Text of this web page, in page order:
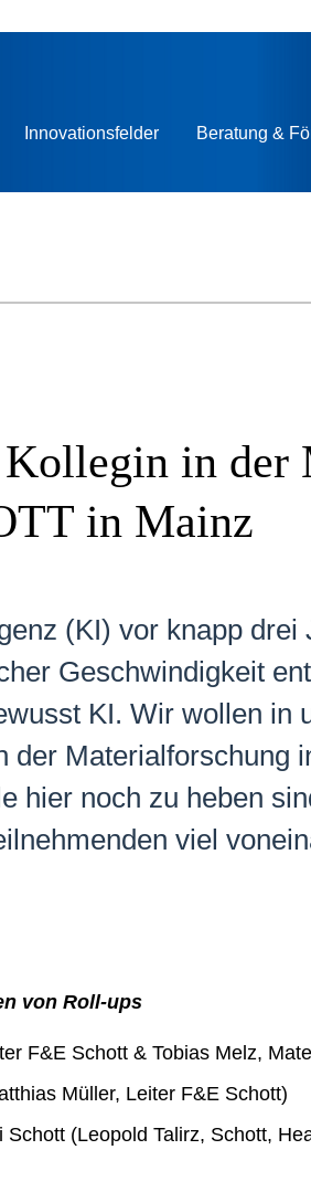
Innovationsfelder Beratung &
in der
in Mainz
(KI) vor knapp drei
Geschwindigkeit
KI. Wir wollen in
Materialforschung
hier noch zu heben
viel
von Roll-ups
F&E Schott & Tobias Melz,
Müller, Leiter F&E Schott)
(Leopold Talirz, Schott,